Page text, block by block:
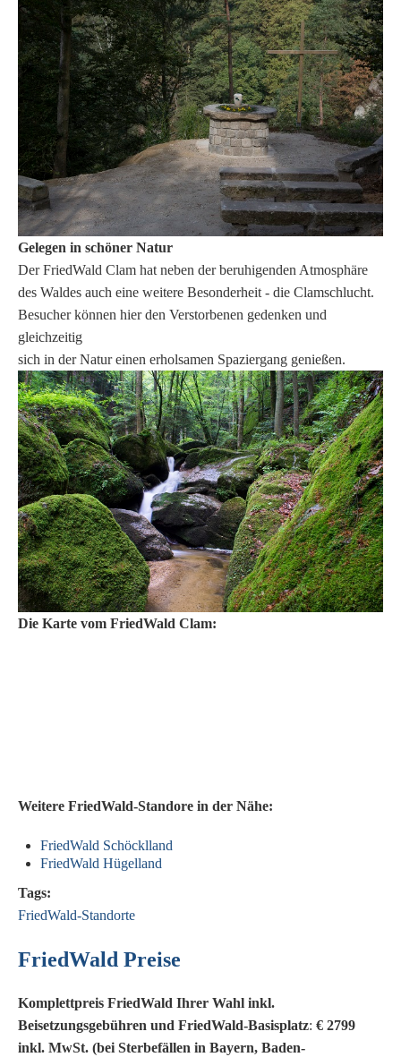
Gelegen in schöner Natur
Der FriedWald Clam hat neben der beruhigenden Atmosphäre
des Waldes auch eine weitere Besonderheit - die Clamschlucht.
Besucher können hier den Verstorbenen gedenken und
gleichzeitig
sich in der Natur einen erholsamen Spaziergang genießen.
Die Karte vom FriedWald Clam:
Weitere FriedWald-Standore in der Nähe:
FriedWald Schöcklland
FriedWald Hügelland
Tags:
FriedWald-Standorte
FriedWald Preise
Komplettpreis FriedWald Ihrer Wahl inkl.
Beisetzungsgebühren und FriedWald-Basisplatz: € 2799
inkl. MwSt. (bei Sterbefällen in Bayern, Baden-